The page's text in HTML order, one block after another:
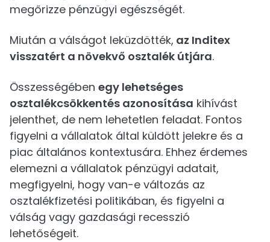
megőrizze pénzügyi egészségét.
Miután a válságot leküzdötték, az Inditex
visszatért a növekvő osztalék útjára.
Összességében egy lehetséges
osztalékcsökkentés azonosítása kihívást
jelenthet, de nem lehetetlen feladat. Fontos
figyelni a vállalatok által küldött jelekre és a
piac általános kontextusára. Ehhez érdemes
elemezni a vállalatok pénzügyi adatait,
megfigyelni, hogy van-e változás az
osztalékfizetési politikában, és figyelni a
válság vagy gazdasági recesszió
lehetőségeit.